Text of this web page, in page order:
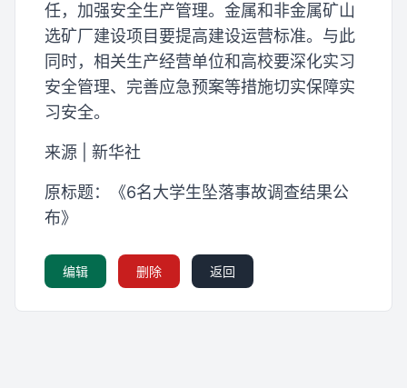
任，加强安全生产管理。金属和非金属矿山
选矿厂建设项目要提高建设运营标准。与此
同时，相关生产经营单位和高校要深化实习
安全管理、完善应急预案等措施切实保障实
习安全。
来源 | 新华社
原标题：《6名大学生坠落事故调查结果公
布》
编辑 删除 返回